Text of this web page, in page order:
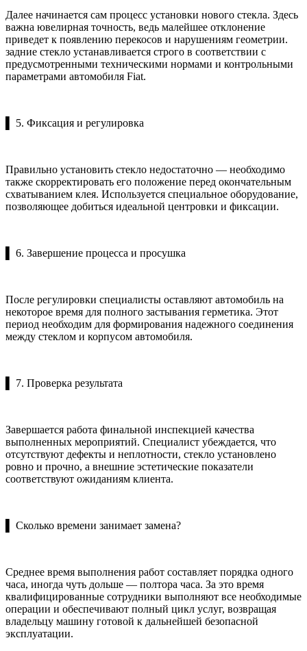
Далее начинается сам процесс установки нового стекла. Здесь
важна ювелирная точность, ведь малейшее отклонение
приведет к появлению перекосов и нарушениям геометрии.
задние стекло устанавливается строго в соответствии с
предусмотренными техническими нормами и контрольными
параметрами автомобиля Fiat.
▌ 5. Фиксация и регулировка
Правильно установить стекло недостаточно — необходимо
также скорректировать его положение перед окончательным
схватыванием клея. Используется специальное оборудование,
позволяющее добиться идеальной центровки и фиксации.
▌ 6. Завершение процесса и просушка
После регулировки специалисты оставляют автомобиль на
некоторое время для полного застывания герметика. Этот
период необходим для формирования надежного соединения
между стеклом и корпусом автомобиля.
▌ 7. Проверка результата
Завершается работа финальной инспекцией качества
выполненных мероприятий. Специалист убеждается, что
отсутствуют дефекты и неплотности, стекло установлено
ровно и прочно, а внешние эстетические показатели
соответствуют ожиданиям клиента.
▌ Сколько времени занимает замена?
Среднее время выполнения работ составляет порядка одного
часа, иногда чуть дольше — полтора часа. За это время
квалифицированные сотрудники выполняют все необходимые
операции и обеспечивают полный цикл услуг, возвращая
владельцу машину готовой к дальнейшей безопасной
эксплуатации.